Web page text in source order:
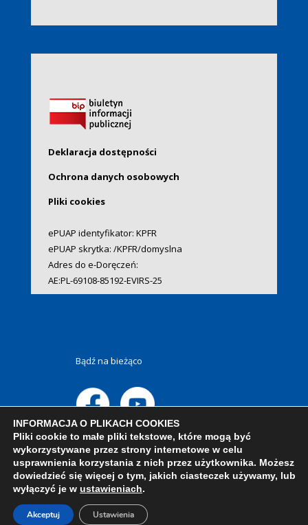
Deklaracja dostępności
Ochrona danych osobowych
Pliki cookies
ePUAP identyfikator: KPFR
ePUAP skrytka: /KPFR/domyslna
Adres do e-Doręczeń:
AE:PL-69108-85192-EVIRS-25
Bądź na bieżąco
INFORMACJA O PLIKACH COOKIES
Pliki cookie to małe pliki tekstowe, które mogą być
wykorzystywane przez strony internetowe w celu
usprawnienia korzystania z nich przez użytkownika. Możesz
dowiedzieć się więcej o tym, jakich ciasteczek używamy, lub
wyłączyć je w ustawieniach.
Akceptuj Ustawienia